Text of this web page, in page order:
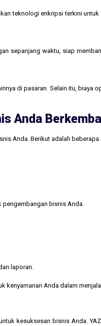
teknologi enkripsi terkini
sepanjang waktu, siap
di pasaran. Selain itu, biaya
Anda
Anda. Berikut adalah
pengembangan bisnis Anda.
laporan.
kenyamanan Anda dalam
kesuksesan bisnis Anda.